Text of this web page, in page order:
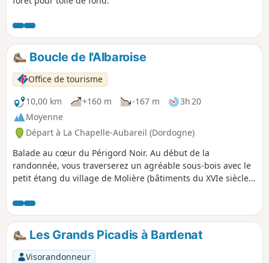
Boucle de l'Albaroise
Office de tourisme
10,00 km
+160 m -167 m
3h 20
Moyenne
Départ à La Chapelle-Aubareil (Dordogne)
Balade au cœur du Périgord Noir. Au début de la
randonnée, vous traverserez un agréable sous-bois avec le
petit étang du village de Molière (bâtiments du XVIe siècle).
cabanes en pierres sèches, les manoirs de l'Air, de Molière
et celui d'Auxerre (qui a brûlé récemment).
Les Grands Picadis à Bardenat
Visorandonneur